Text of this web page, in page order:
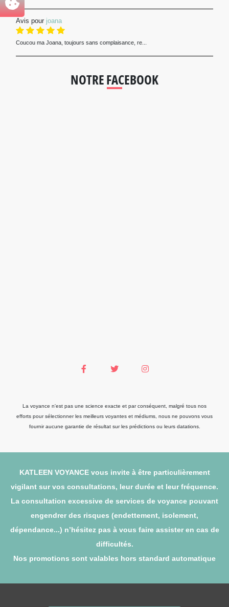
Avis pour joana
Coucou ma Joana, toujours sans complaisance, re...
NOTRE FACEBOOK
La voyance n'est pas une science exacte et par conséquent, malgré tous nos
efforts pour sélectionner les meilleurs voyantes et médiums, nous ne pouvons vous
fournir aucune garantie de résultat sur les prédictions ou leurs datations.
KATLEEN VOYANCE vous invite à être particulièrement
vigilant sur vos consultations, leur durée et leur fréquence.
La consultation excessive de services de voyance pouvant
engendrer des risques (endettement, isolement,
dépendance...) n’hésitez pas à vous faire assister en cas de
difficultés.
Nos promotions sont valables hors standard automatique